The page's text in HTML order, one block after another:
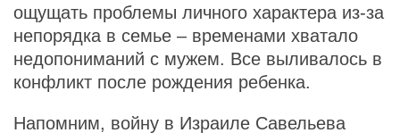
ощущать проблемы личного характера из-за
непорядка в семье – временами хватало
недопониманий с мужем. Все выливалось в
конфликт после рождения ребенка.
Напомним, войну в Израиле Савельева